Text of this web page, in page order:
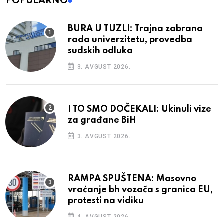
BURA U TUZLI: Trajna zabrana
rada univerzitetu, provedba
sudskih odluka
3. AVGUST 2026.
I TO SMO DOČEKALI: Ukinuli vize
za građane BiH
3. AVGUST 2026.
RAMPA SPUŠTENA: Masovno
vraćanje bh vozača s granica EU,
protesti na vidiku